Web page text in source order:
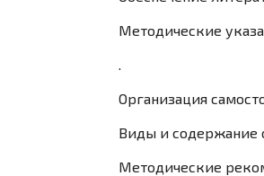
Методические
.
Организация
Виды и содержание
Методические